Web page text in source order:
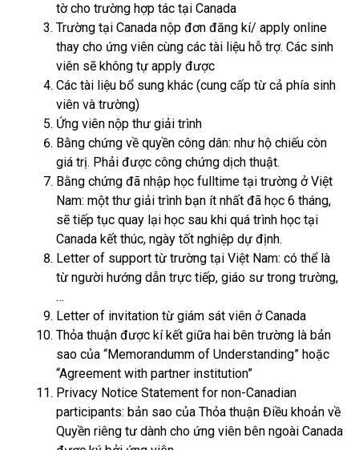
tờ cho trường hợp tác tại Canada
Trường tại Canada nộp đơn đăng kí/ apply online
thay cho ứng viên cùng các tài liệu hỗ trợ. Các sinh
viên sẽ không tự apply được
Các tài liệu bổ sung khác (cung cấp từ cả phía sinh
viên và trường)
Ứng viên nộp thư giải trình
Bằng chứng về quyền công dân: như hộ chiếu còn
giá trị. Phải được công chứng dịch thuật.
Bằng chứng đã nhập học fulltime tại trường ở Việt
Nam: một thư giải trình bạn ít nhất đã học 6 tháng,
sẽ tiếp tục quay lại học sau khi quá trình học tại
Canada kết thúc, ngày tốt nghiệp dự định.
Letter of support từ trường tại Việt Nam: có thể là
từ người hướng dẫn trực tiếp, giáo sư trong trường,
…
Letter of invitation từ giám sát viên ở Canada
Thỏa thuận được kí kết giữa hai bên trường là bản
sao của “Memorandumm of Understanding” hoặc
“Agreement with partner institution”
Privacy Notice Statement for non-Canadian
participants: bản sao của Thỏa thuận Điều khoản về
Quyền riêng tư dành cho ứng viên bên ngoài Canada